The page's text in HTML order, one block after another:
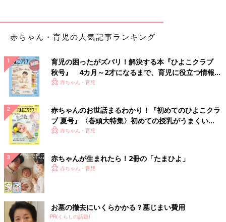
赤ちゃん・育児の人気記事ランキング
育児の困ったがズバリ！解決する本『ひよこクラブ
秋号』 4カ月～2才になるまで、育児に役立つ情報が
いっぱい！
赤ちゃん・育児
赤ちゃんのお世話まるわかり！『初めてのひよこクラ
ブ 夏号』〈巻頭大特集〉初めての授乳がうまくい
く！ おっぱい・ミルクの基本と夏のトラブル 解決テ
赤ちゃん・育児
赤ちゃんが生まれたら！2冊の「たまひよ」
赤ちゃん・育児
お墓の撤去にいくらかかる？墓じまい費用
PR(くらしの話題)